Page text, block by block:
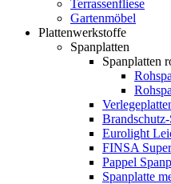
Terrassenfliese
Gartenmöbel
Plattenwerkstoffe
Spanplatten
Spanplatten
Eurolight
FINSA
Pappel
Spanplatte